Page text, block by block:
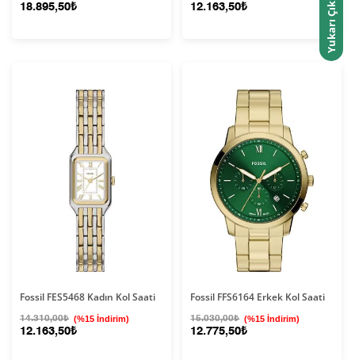
18.895,50₺ 12.163,50₺
Fossil FES5468 Kadın Kol Saati
14.310,00₺ (%15 İndirim)
12.163,50₺
Fossil FFS6164 Erkek Kol Saati
15.030,00₺ (%15 İndirim)
12.775,50₺
Yukarı Çık